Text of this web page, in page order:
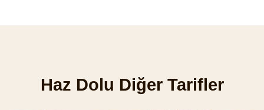
Haz Dolu Diğer Tarifler